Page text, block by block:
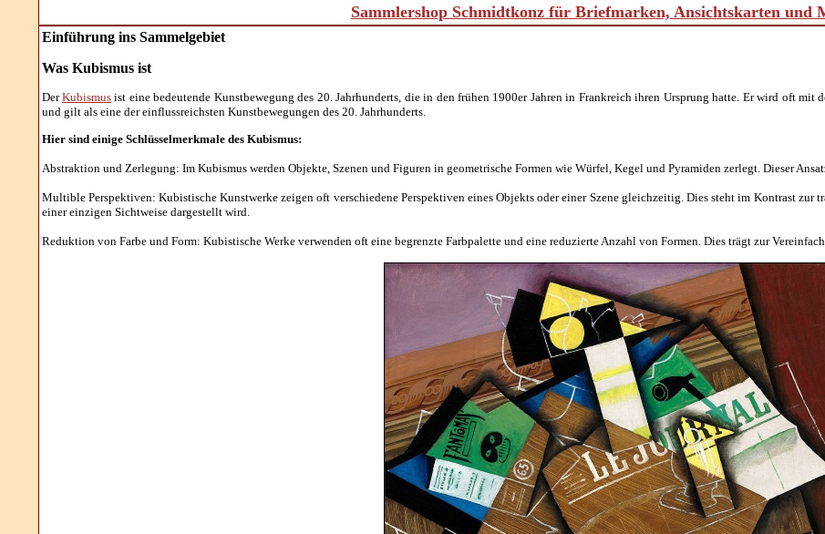
Sammlershop Schmidtkonz für Briefmarken, Ansichtskarten und
Einführung ins Sammelgebiet
Was Kubismus ist
DerKubismusist eine bedeutende Kunstbewegung des 20. Jahrhunderts, die in den frühen 1900er Jahren in Frankreich ihren Ursprung hatte. Er wird oft mit
und gilt als eine der einflussreichsten Kunstbewegungen des 20. Jahrhunderts.
Hier sind einige Schlüsselmerkmale des Kubismus:
Abstraktion und Zerlegung: Im Kubismus werden Objekte, Szenen und Figuren in geometrische Formen wie Würfel, Kegel und Pyramiden zerlegt. Dieser
Multible Perspektiven: Kubistische Kunstwerke zeigen oft verschiedene Perspektiven eines Objekts oder einer Szene gleichzeitig. Dies steht im Kontrast zur
einer einzigen Sichtweise dargestellt wird.
Reduktion von Farbe und Form: Kubistische Werke verwenden oft eine begrenzte Farbpalette und eine reduzierte Anzahl von Formen. Dies trägt zur